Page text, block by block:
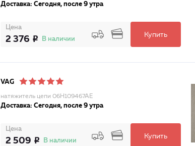
Доставка: Сегодня, после 9 утра
Цена
2 376 В наличии
Купить
VAG
натяжитель цепи 06H109467AE
Доставка: Сегодня, после 9 утра
Цена
2 509 В наличии
Купить